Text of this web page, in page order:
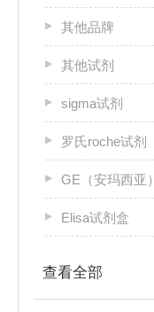
其他品牌
其他试剂
sigma试剂
罗氏roche试剂
GE（安玛西亚）
Elisa试剂盒
查看全部